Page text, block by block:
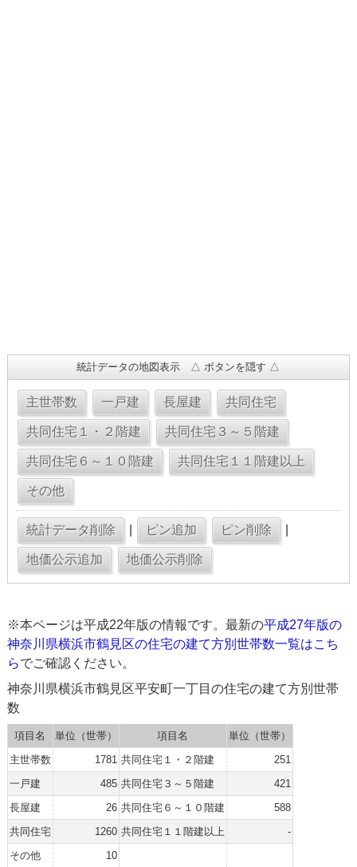
統計データの地図表示 △ ボタンを隠す △
※本ページは平成22年版の情報です。最新の平成27年版の
神奈川県横浜市鶴見区の住宅の建て方別世帯数一覧はこち
らでご確認ください。
神奈川県横浜市鶴見区平安町一丁目の住宅の建て方別世帯
数
項目名 単位（世帯） 項目名
単位（世帯）
主世帯数
1781 共同住宅１・２階建
251
一戸建
485 共同住宅３～５階建
421
長屋建
26 共同住宅６～１０階建
588
共同住宅
1260 共同住宅１１階建以上
-
その他
10